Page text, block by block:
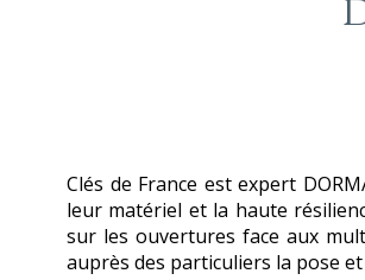
Clés de France est expert
leur matériel et la haute
sur les ouvertures face aux
auprès des particuliers la pose